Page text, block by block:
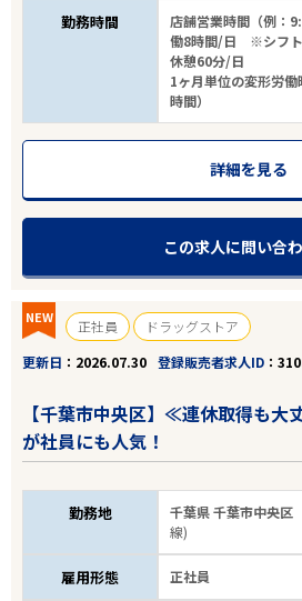
勤務時間
店舗営業時間（例：
働8時間/日 ※シフ
休憩60分/日
1ヶ月単位の変形労
時間）
詳細を見る
この求人に問い合
NEW 正社員
ドラッグストア
更新日
2026.07.30 登録販売者求人ID
【千葉市中央区】≪連休取得も
が社員にも人気！
勤務地 千葉県 千葉市中央
線)
雇用形態 正社員